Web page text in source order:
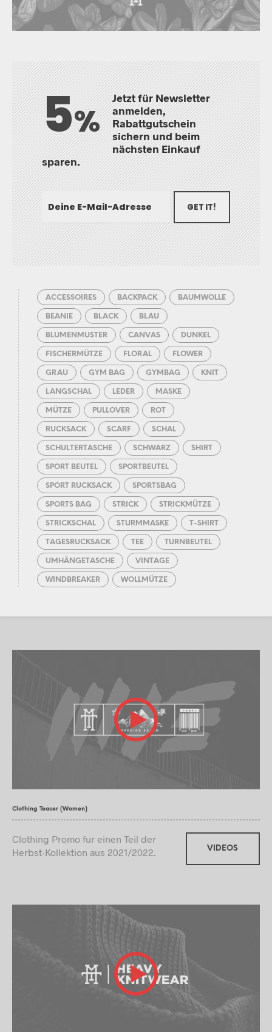
5%
Jetzt für Newsletter
anmelden,
Rabattgutschein
sichern und beim
nächsten Einkauf
sparen.
GET IT!
ACCESSOIRES BACKPACK BAUMWOLLE
BEANIE BLACK BLAU
BLUMENMUSTER CANVAS DUNKEL
FISCHERMÜTZE FLORAL FLOWER
GRAU GYM BAG GYMBAG KNIT
LANGSCHAL LEDER MASKE
MÜTZE PULLOVER ROT
RUCKSACK SCARF SCHAL
SCHULTERTASCHE SCHWARZ SHIRT
SPORT BEUTEL SPORTBEUTEL
SPORT RUCKSACK SPORTSBAG
SPORTS BAG STRICK STRICKMÜTZE
STRICKSCHAL STURMMASKE T-SHIRT
TAGESRUCKSACK TEE TURNBEUTEL
UMHÄNGETASCHE VINTAGE
WINDBREAKER WOLLMÜTZE
Clothing Teaser (Women)
Clothing Promo fur einen Teil der
Herbst-Kollektion aus 2021/2022.
VIDEOS